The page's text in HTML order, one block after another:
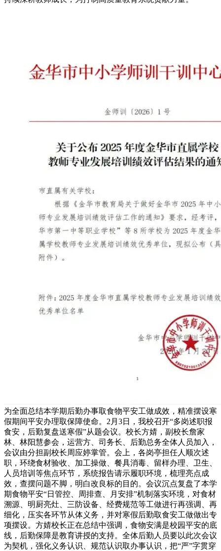
为全面总结本学期后勤办事取食物平安工做成效，精准摆设寒
假期间平安办理取保障使命。2月3日，我校召开“多岗述职报
食安，后勤复盘送寒假”从题会议。校长方婧，副校长詹家
林、林阳慧参会，运营方、司务长、后勤总务全体人员加入，
会议由分担副校长周应婷掌管。会上，各岗亭担任人顺次述
职，环绕食材验收、加工操做、餐具消毒、留样办理、卫生、
人员培训等焦点环节，系统报告请示履职环境，梳理亮点成
效，查摆问题不脚，明白改良标的目的。会议沉点复盘了本学
期食物平安“日管控、周排查、月安排”机制落实环境，对食材
溯源、明厨亮灶、三防设备、经费规范等工做进行再强调、再
细化，压实各环节从体义务，并对寒假后勤取食安工做做出专
项摆设。方婧校长正在总结中强调，食物安满是校园平安的底
线，后勤保障是教育讲授的支持。全体后勤人员要以此次会议
为契机，强化义务认识、规范认识取办事认识，把“严”字贯穿